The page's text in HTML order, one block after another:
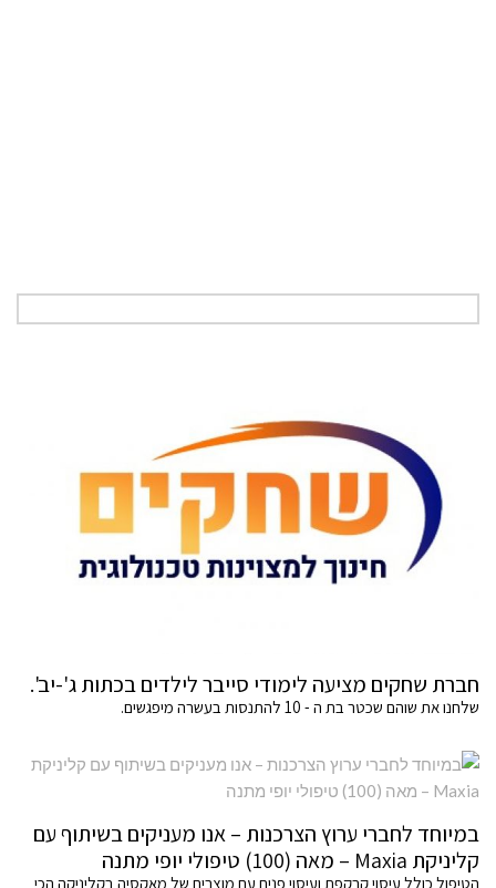
חברת שחקים מציעה לימודי סייבר לילדים בכתות ג'-יב'.
שלחנו את שוהם שכטר בת ה - 10 להתנסות בעשרה מיפגשים.
במיוחד לחברי ערוץ הצרכנות – אנו מעניקים בשיתוף עם
קליניקת Maxia – מאה (100) טיפולי יופי מתנה
הטיפול כולל עיסוי קרקפת ועיסוי פנים עם מוצרים של מאקסיה בקליניקה הכי